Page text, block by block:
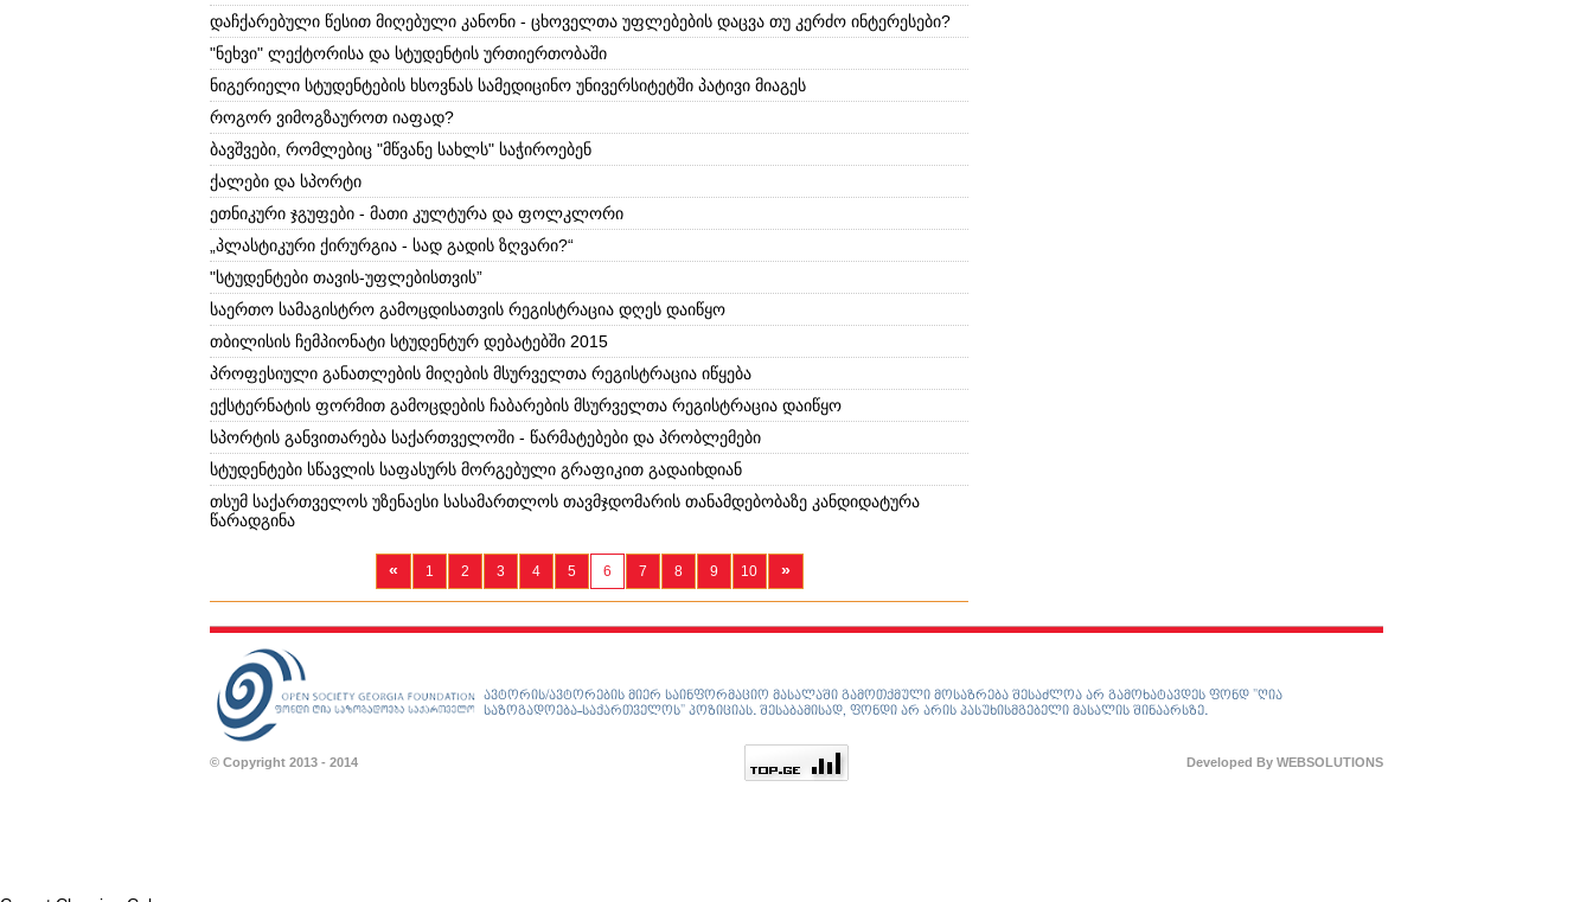
დაჩქარებული წესით მიღებული კანონი - ცხოველთა უფლებების დაცვა თუ კერძო ინტერესები?
"ნეხვი" ლექტორისა და სტუდენტის ურთიერთობაში
ნიგერიელი სტუდენტების ხსოვნას სამედიცინო უნივერსიტეტში პატივი მიაგეს
როგორ ვიმოგზაუროთ იაფად?
ბავშვები, რომლებიც "მწვანე სახლს" საჭიროებენ
ქალები და სპორტი
ეთნიკური ჯგუფები - მათი კულტურა და ფოლკლორი
„პლასტიკური ქირურგია - სად გადის ზღვარი?“
"სტუდენტები თავის-უფლებისთვის”
საერთო სამაგისტრო გამოცდისათვის რეგისტრაცია დღეს დაიწყო
თბილისის ჩემპიონატი სტუდენტურ დებატებში 2015
პროფესიული განათლების მიღების მსურველთა რეგისტრაცია იწყება
ექსტერნატის ფორმით გამოცდების ჩაბარების მსურველთა რეგისტრაცია დაიწყო
სპორტის განვითარება საქართველოში - წარმატებები და პრობლემები
სტუდენტები სწავლის საფასურს მორგებული გრაფიკით გადაიხდიან
თსუმ საქართველოს უზენაესი სასამართლოს თავმჯდომარის თანამდებობაზე კანდიდატურა
წარადგინა
« 1 2 3 4 5 6 7 8 9 10 »
ავტორის/ავტორების მიერ საინფორმაციო მასალაში გამოთქმული მოსაზრება შესაძლოა არ გამოხატავდეს ფონდ ”ღია
საზოგადოება-საქართველოს” პოზიციას. შესაბამისად, ფონდი არ არის პასუხისმგებელი მასალის შინაარსზე.
© Copyright 2013 - 2014 Developed By WEBSOLUTIONS